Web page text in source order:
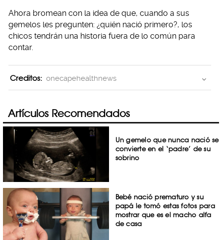
Ahora bromean con la idea de que, cuando a sus
gemelos les pregunten: ¿quién nació primero?, los
chicos tendrán una historia fuera de lo común para
contar.
Creditos: onecapehealthnews
Artículos Recomendados
Un gemelo que nunca nació se
convierte en el ‘padre’ de su
sobrino
Bebé nació prematuro y su
papá le tomó estas fotos para
mostrar que es el macho alfa
de casa